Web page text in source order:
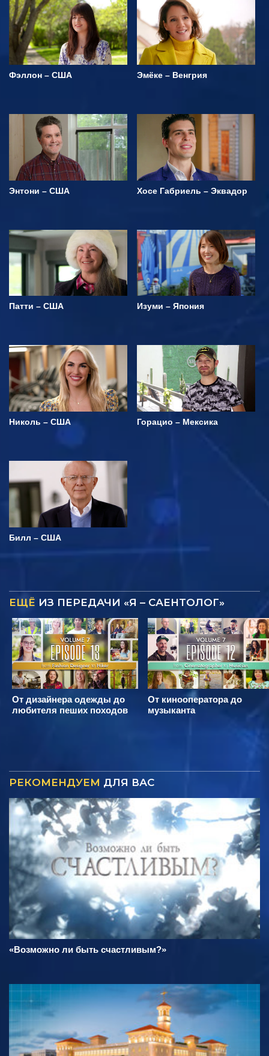
Фэллон – США Эмёке – Венгрия
Энтони – США Хосе Габриель – Эквадор
Патти – США Изуми – Япония
Николь – США Горацио – Мексика
Билл – США
ЕЩЁ ИЗ ПЕРЕДАЧИ «Я – САЕНТОЛОГ»
От дизайнера одежды до
любителя пеших походов
От кинооператора до
музыканта
РЕКОМЕНДУЕМ ДЛЯ ВАС
«Возможно ли быть счастливым?»